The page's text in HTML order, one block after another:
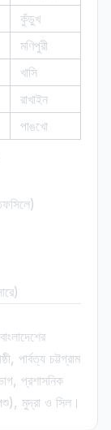
কুঁড়ুখ
মণিপুরী
খাসি
রাখাইন
পাঙখো
পার্বত্য চট্টগ্রাম
প্রশাসনিক
মুদ্রা ও সিল।